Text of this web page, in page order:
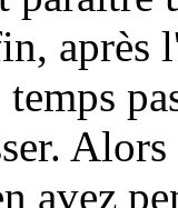
après
avez